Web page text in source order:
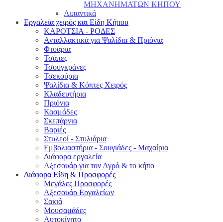
ΜΗΧΑΝΗΜΑΤΩΝ ΚΗΠΟΥ
Λιπαντικά
Εργαλεία χειρός και Είδη Κήπου
ΚΑΡΟΤΣΙΑ - ΡΟΔΕΣ
Ανταλλακτικά για Ψαλίδια & Πριόνια
Φτυάρια
Τσάπες
Τσουγκράνες
Τσεκούρια
Ψαλίδια & Κόπτες Χειρός
Κλαδευτήρια
Πριόνια
Κασμάδες
Σκεπάρνια
Βαριές
Στυλεοί - Στυλιάρια
Εμβολιαστήρια - Σουγιάδες - Μαχαίρια
Διάφορα εργαλεία
Αξεσουάρ για τον Αγρό & το κήπο
Διάφορα Είδη & Προσφορές
Μεγάλες Προσφορές
Αξεσουάρ Εργαλείων
Σακιά
Μουσαμάδες
Αυτοκίνητο